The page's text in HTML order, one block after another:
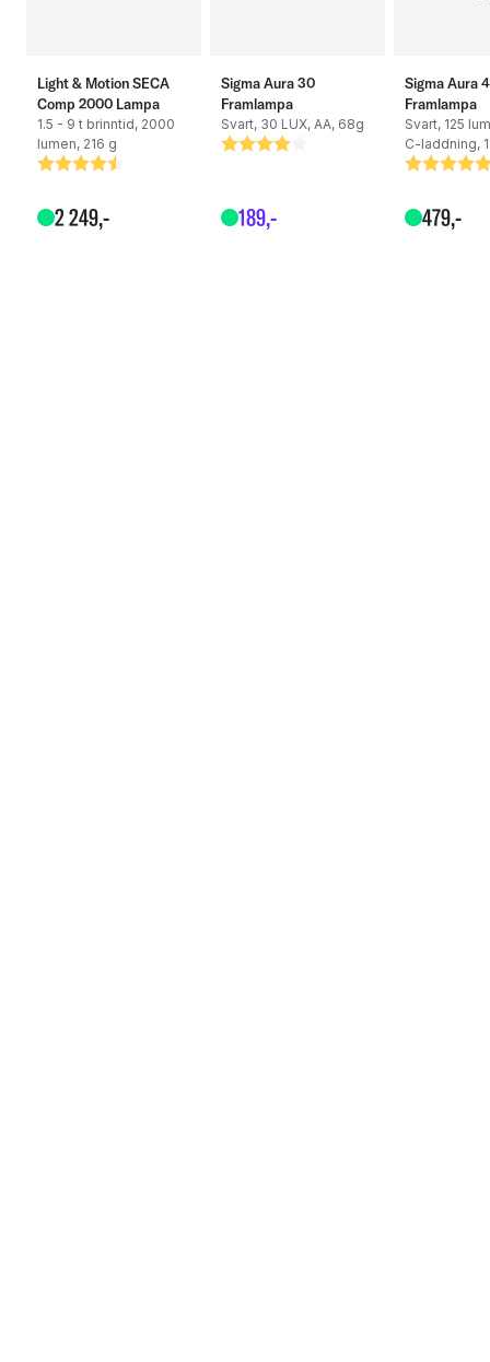
Light & Motion SECA
Comp 2000 Lampa
1.5 - 9 t brinntid, 2000
lumen, 216 g
Betyg:
4.5 utav 5 stjärnor
2249,-
Sigma Aura 30
Framlampa
Svart, 30 LUX, AA, 68g
Betyg:
4.0 utav 5 stjärnor
189,-
Sigma Aura
Framlampa
Svart, 125
C-laddning,
Betyg:
5.0 utav
479,-